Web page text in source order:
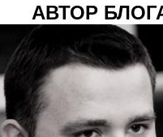
АВТОР